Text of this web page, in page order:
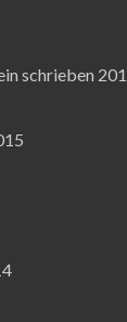
schrieben